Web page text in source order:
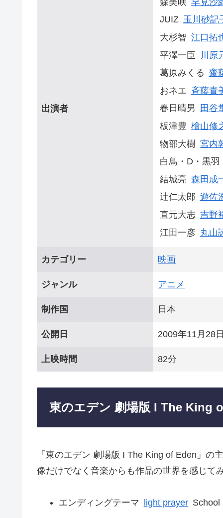
出演者
JUIZ 玉川砂記
大杉智 江口拓
平澤一臣
川原
葛原みくる 齋
おネエ 斉藤貴
春日晴男
田谷
板津豊 檜山修
物部大樹 宮内
白鳥・D・黒羽
結城亮 森田成
辻仁太郎 遊佐
直元大志 吉野
江田一彦 丸山
カテゴリー 映画
ジャンル アニメ
制作国 日本
公開日 2009年11月28
上映時間 82分
東のエデン 劇場版 I The King
「東のエデン 劇場版 I The King of Eden」
像だけでなく音楽からも作品の世界を感じて
エンディングテーマ light prayer School